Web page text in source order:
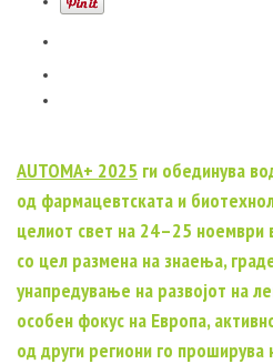
AUTOMA+ 2025 ги обединува
од фармацевтската и
целиот свет на 24–25 ноември
со цел размена на знаења,
унапредување на развојот на
особен фокус на Европа,
од други региони го проширува